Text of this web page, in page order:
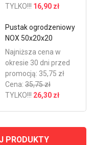
TYLKO!!! 16,90 zł
Pustak ogrodzeniowy
NOX 50x20x20
Najniższa cena w
okresie 30 dni przed
promocją: 35,75 zł
Cena: 35,75 zł
TYLKO!!! 26,30 zł
PRODUKTY